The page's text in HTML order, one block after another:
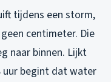
tijdens een storm,
centimeter. Die
naar binnen. Lijkt
uur begint dat water